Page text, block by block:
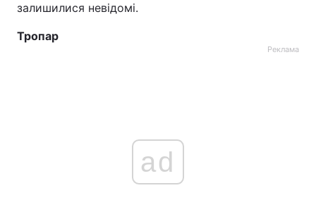
залишилися невідомі.
Тропар
Реклама
ad